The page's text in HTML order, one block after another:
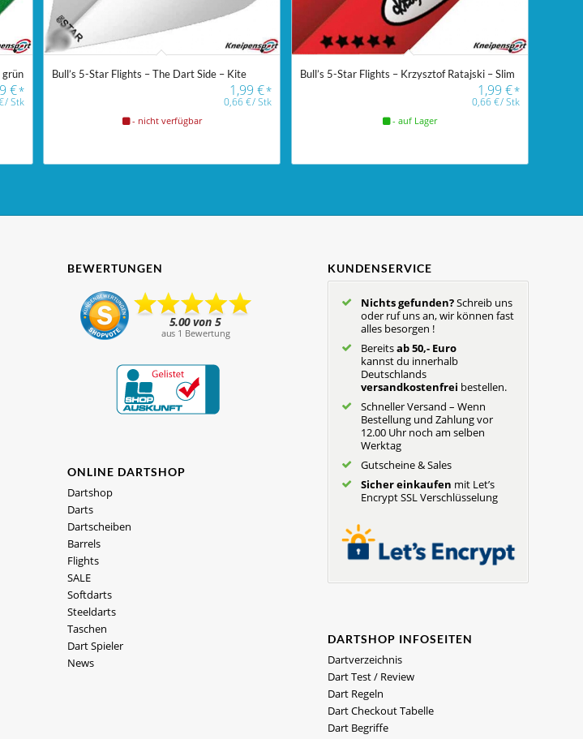
grün
€*
/Stk
Bull’s 5-Star Flights – The Dart Side – Kite
1,99€*
0,66€/Stk
- nicht verfügbar
Bull’s 5-Star Flights – Krzysztof Ratajski – Slim
1,99 €*
0,66€/Stk
- auf Lager
BEWERTUNGEN
ONLINE DARTSHOP
Dartshop
Darts
Dartscheiben
Barrels
Flights
SALE
Softdarts
Steeldarts
Taschen
Dart Spieler
News
KUNDENSERVICE
Nichts gefunden?Schreib uns
oder ruf uns an, wir können fast
alles besorgen !
Bereitsab 50,- Euro
kannst du innerhalb
Deutschlands
versandkostenfrei bestellen.
Schneller Versand – Wenn
Bestellung und Zahlung vor
12.00 Uhr noch am selben
Werktag
Gutscheine & Sales
Sicher einkaufen mit Let’s
Encrypt SSL Verschlüsselung
DARTSHOP INFOSEITEN
Dartverzeichnis
Dart Test / Review
Dart Regeln
Dart Checkout Tabelle
Dart Begriffe